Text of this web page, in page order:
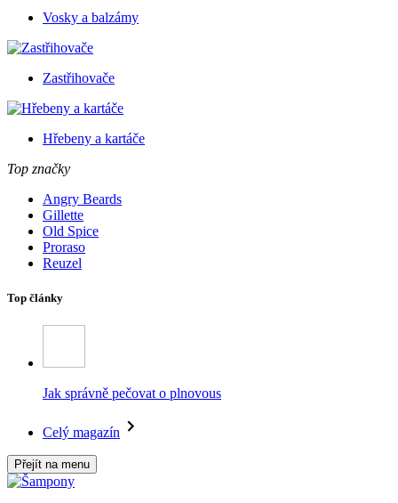
Vosky a balzámy
Zastřihovače
Hřebeny a kartáče
Top značky
Angry Beards
Gillette
Old Spice
Proraso
Reuzel
Top články
Jak správně pečovat o plnovous
Celý magazín
Přejít na menu